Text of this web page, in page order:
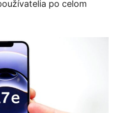
po celom